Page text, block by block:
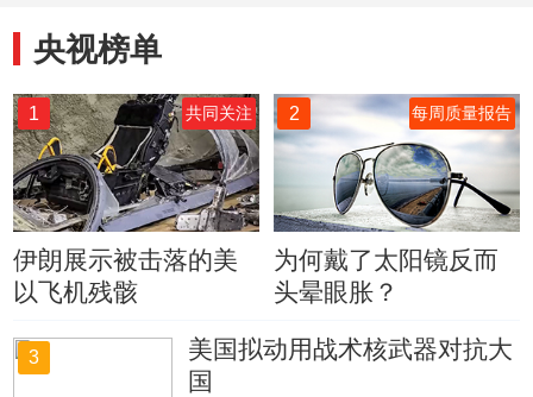
央视榜单
1 共同关注
伊朗展示被击落的美
以飞机残骸
2 每周质量报告
为何戴了太阳镜反而
头晕眼胀？
3
美国拟动用战术核武器对抗大
国